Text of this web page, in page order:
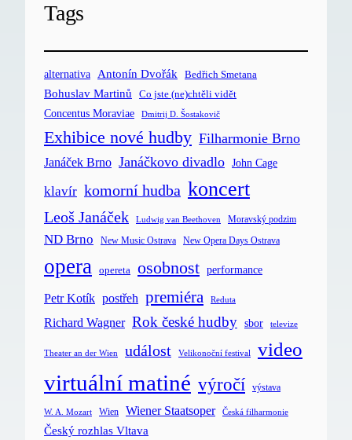
Tags
alternativa Antonín Dvořák Bedřich Smetana
Bohuslav Martinů Co jste (ne)chtěli vidět
Concentus Moraviae Dmitrij D. Šostakovič
Exhibice nové hudby Filharmonie Brno
Janáček Brno Janáčkovo divadlo John Cage
klavír komorní hudba koncert
Leoš Janáček Ludwig van Beethoven Moravský podzim
ND Brno New Music Ostrava New Opera Days Ostrava
opera opereta osobnost performance
Petr Kotík postřeh premiéra Reduta
Richard Wagner Rok české hudby sbor televize
Theater an der Wien událost Velikonoční festival video
virtuální matiné výročí výstava
W. A. Mozart Wien Wiener Staatsoper Česká filharmonie
Český rozhlas Vltava